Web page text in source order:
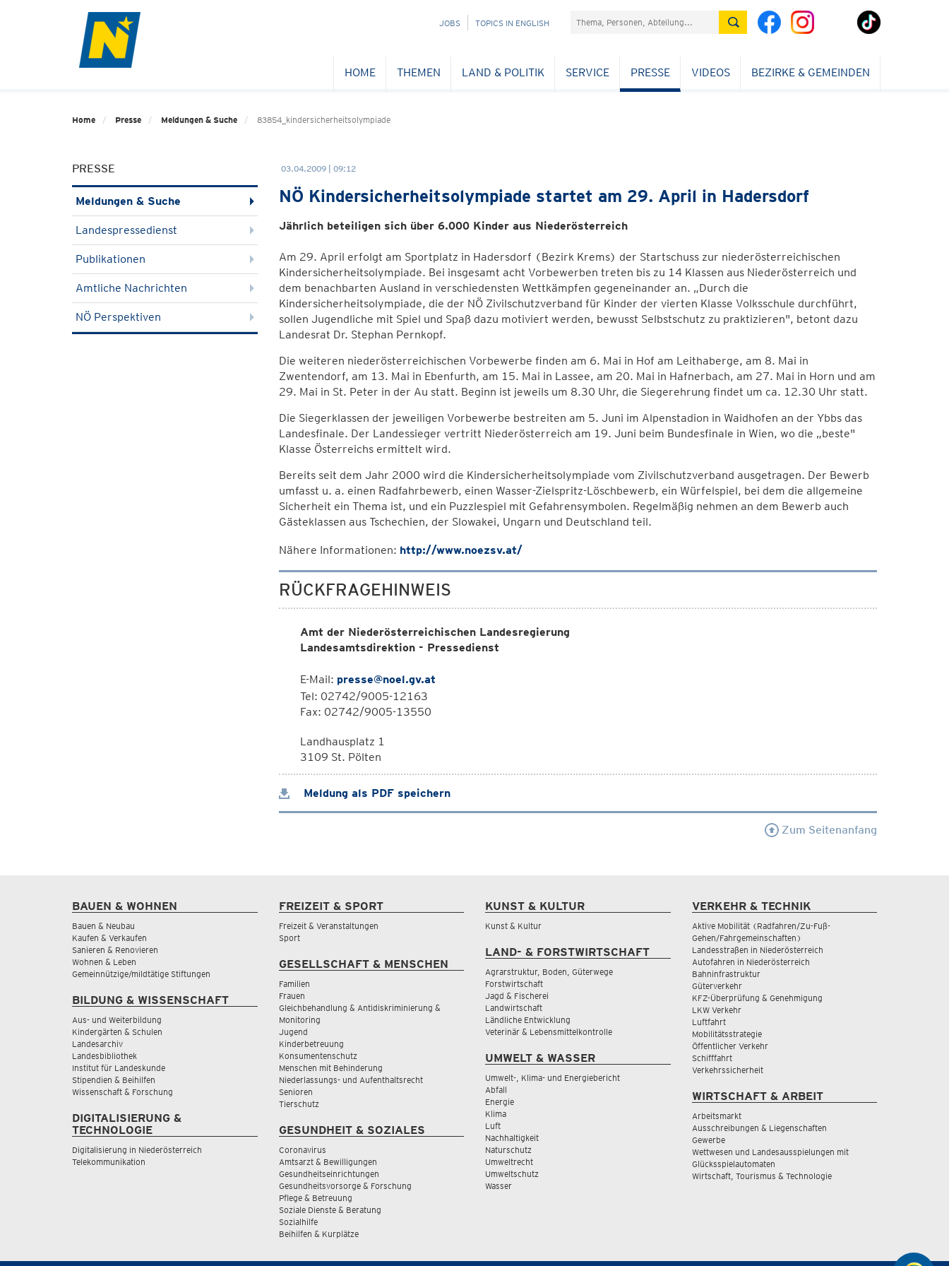
NAVIGATION
JOBS TOPICS IN ENGLISH Suchefeld
HOME THEMEN LAND & POLITIK SERVICE PRESSE VIDEOS BEZIRKE & GEMEINDEN
Home Presse Meldungen & Suche 83854_kindersicherheitsolympiade
PRESSE
Meldungen & Suche
Landespressedienst
Publikationen
Amtliche Nachrichten
NÖ Perspektiven
03.04.2009 | 09:12
NÖ Kindersicherheitsolympiade startet am 29. April in Hadersdorf
Jährlich beteiligen sich über 6.000 Kinder aus Niederösterreich
Am 29. April erfolgt am Sportplatz in Hadersdorf (Bezirk Krems) der Startschuss zur niederösterreichischen
Kindersicherheitsolympiade. Bei insgesamt acht Vorbewerben treten bis zu 14 Klassen aus Niederösterreich und
dem benachbarten Ausland in verschiedensten Wettkämpfen gegeneinander an. „Durch die
Kindersicherheitsolympiade, die der NÖ Zivilschutzverband für Kinder der vierten Klasse Volksschule durchführt,
sollen Jugendliche mit Spiel und Spaß dazu motiviert werden, bewusst Selbstschutz zu praktizieren", betont dazu
Landesrat Dr. Stephan Pernkopf.
Die weiteren niederösterreichischen Vorbewerbe finden am 6. Mai in Hof am Leithaberge, am 8. Mai in
Zwentendorf, am 13. Mai in Ebenfurth, am 15. Mai in Lassee, am 20. Mai in Hafnerbach, am 27. Mai in Horn und am
29. Mai in St. Peter in der Au statt. Beginn ist jeweils um 8.30 Uhr, die Siegerehrung findet um ca. 12.30 Uhr statt.
Die Siegerklassen der jeweiligen Vorbewerbe bestreiten am 5. Juni im Alpenstadion in Waidhofen an der Ybbs das
Landesfinale. Der Landessieger vertritt Niederösterreich am 19. Juni beim Bundesfinale in Wien, wo die „beste"
Klasse Österreichs ermittelt wird.
Bereits seit dem Jahr 2000 wird die Kindersicherheitsolympiade vom Zivilschutzverband ausgetragen. Der Bewerb
umfasst u. a. einen Radfahrbewerb, einen Wasser-Zielspritz-Löschbewerb, ein Würfelspiel, bei dem die allgemeine
Sicherheit ein Thema ist, und ein Puzzlespiel mit Gefahrensymbolen. Regelmäßig nehmen an dem Bewerb auch
Gästeklassen aus Tschechien, der Slowakei, Ungarn und Deutschland teil.
Nähere Informationen: http://www.noezsv.at/
RÜCKFRAGEHINWEIS
Amt der Niederösterreichischen Landesregierung
Landesamtsdirektion - Pressedienst
E-Mail: presse@noel.gv.at
Tel: 02742/9005-12163
Fax: 02742/9005-13550
Landhausplatz 1
3109 St. Pölten
Meldung als PDF speichern
Zum Seitenanfang
BAUEN & WOHNEN
Bauen & Neubau
Kaufen & Verkaufen
Sanieren & Renovieren
Wohnen & Leben
Gemeinnützige/mildtätige Stiftungen
BILDUNG & WISSENSCHAFT
Aus- und Weiterbildung
Kindergärten & Schulen
Landesarchiv
Landesbibliothek
Institut für Landeskunde
Stipendien & Beihilfen
Wissenschaft & Forschung
DIGITALISIERUNG &
TECHNOLOGIE
Digitalisierung in Niederösterreich
Telekommunikation
FREIZEIT & SPORT
Freizeit & Veranstaltungen
Sport
GESELLSCHAFT & MENSCHEN
Familien
Frauen
Gleichbehandlung & Antidiskriminierung &
Monitoring
Jugend
Kinderbetreuung
Konsumentenschutz
Menschen mit Behinderung
Niederlassungs- und Aufenthaltsrecht
Senioren
Tierschutz
GESUNDHEIT & SOZIALES
Coronavirus
Amtsarzt & Bewilligungen
Gesundheitseinrichtungen
Gesundheitsvorsorge & Forschung
Pflege & Betreuung
Soziale Dienste & Beratung
Sozialhilfe
Beihilfen & Kurplätze
KUNST & KULTUR
Kunst & Kultur
LAND- & FORSTWIRTSCHAFT
Agrarstruktur, Boden, Güterwege
Forstwirtschaft
Jagd & Fischerei
Landwirtschaft
Ländliche Entwicklung
Veterinär & Lebensmittelkontrolle
UMWELT & WASSER
Umwelt-, Klima- und Energiebericht
Abfall
Energie
Klima
Luft
Nachhaltigkeit
Naturschutz
Umweltrecht
Umweltschutz
Wasser
VERKEHR & TECHNIK
Aktive Mobilität (Radfahren/Zu-Fuß-
Gehen/Fahrgemeinschaften)
Landesstraßen in Niederösterreich
Autofahren in Niederösterreich
Bahninfrastruktur
Güterverkehr
KFZ-Überprüfung & Genehmigung
LKW Verkehr
Luftfahrt
Mobilitätsstrategie
Öffentlicher Verkehr
Schifffahrt
Verkehrssicherheit
WIRTSCHAFT & ARBEIT
Arbeitsmarkt
Ausschreibungen & Liegenschaften
Gewerbe
Wettwesen und Landesausspielungen mit
Glücksspielautomaten
Wirtschaft, Tourismus & Technologie